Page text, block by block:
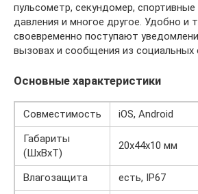
пульсометр, секундомер,
давления и многое другое. Удобно и
своевременно поступают
вызовах и сообщения из социальных
Основные характеристики
Совместимость
iOS, Android
Габариты
(ШхВхТ)
20х44х10 мм
Влагозащита есть, IP67